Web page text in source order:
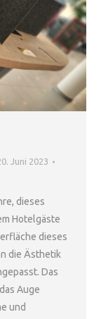
Juni 2023
dieses
Hotelgäste
dieses
die Ästhetik
Das
Auge
und